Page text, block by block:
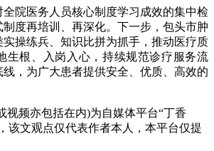
院医务人员核心制度学习成效的集中检
度再培训、再深化。下一步，包头市肿
操练兵、知识比拼为抓手，推动医疗质
生根、入岗入心，持续规范诊疗服务流
，为广大患者提供安全、优质、高效的
视频亦包括在内)为自媒体平台“丁香
该文观点仅代表作者本人，本平台仅提